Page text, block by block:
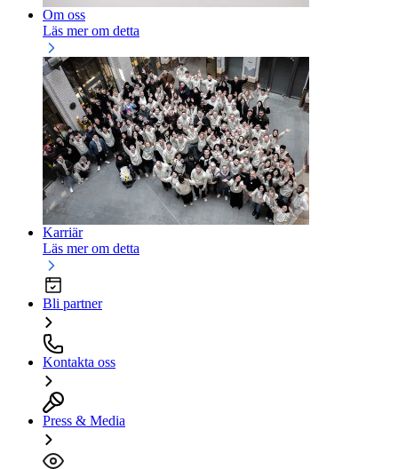
Om oss
Läs mer om detta
Karriär
Läs mer om detta
Bli partner
Kontakta oss
Press & Media